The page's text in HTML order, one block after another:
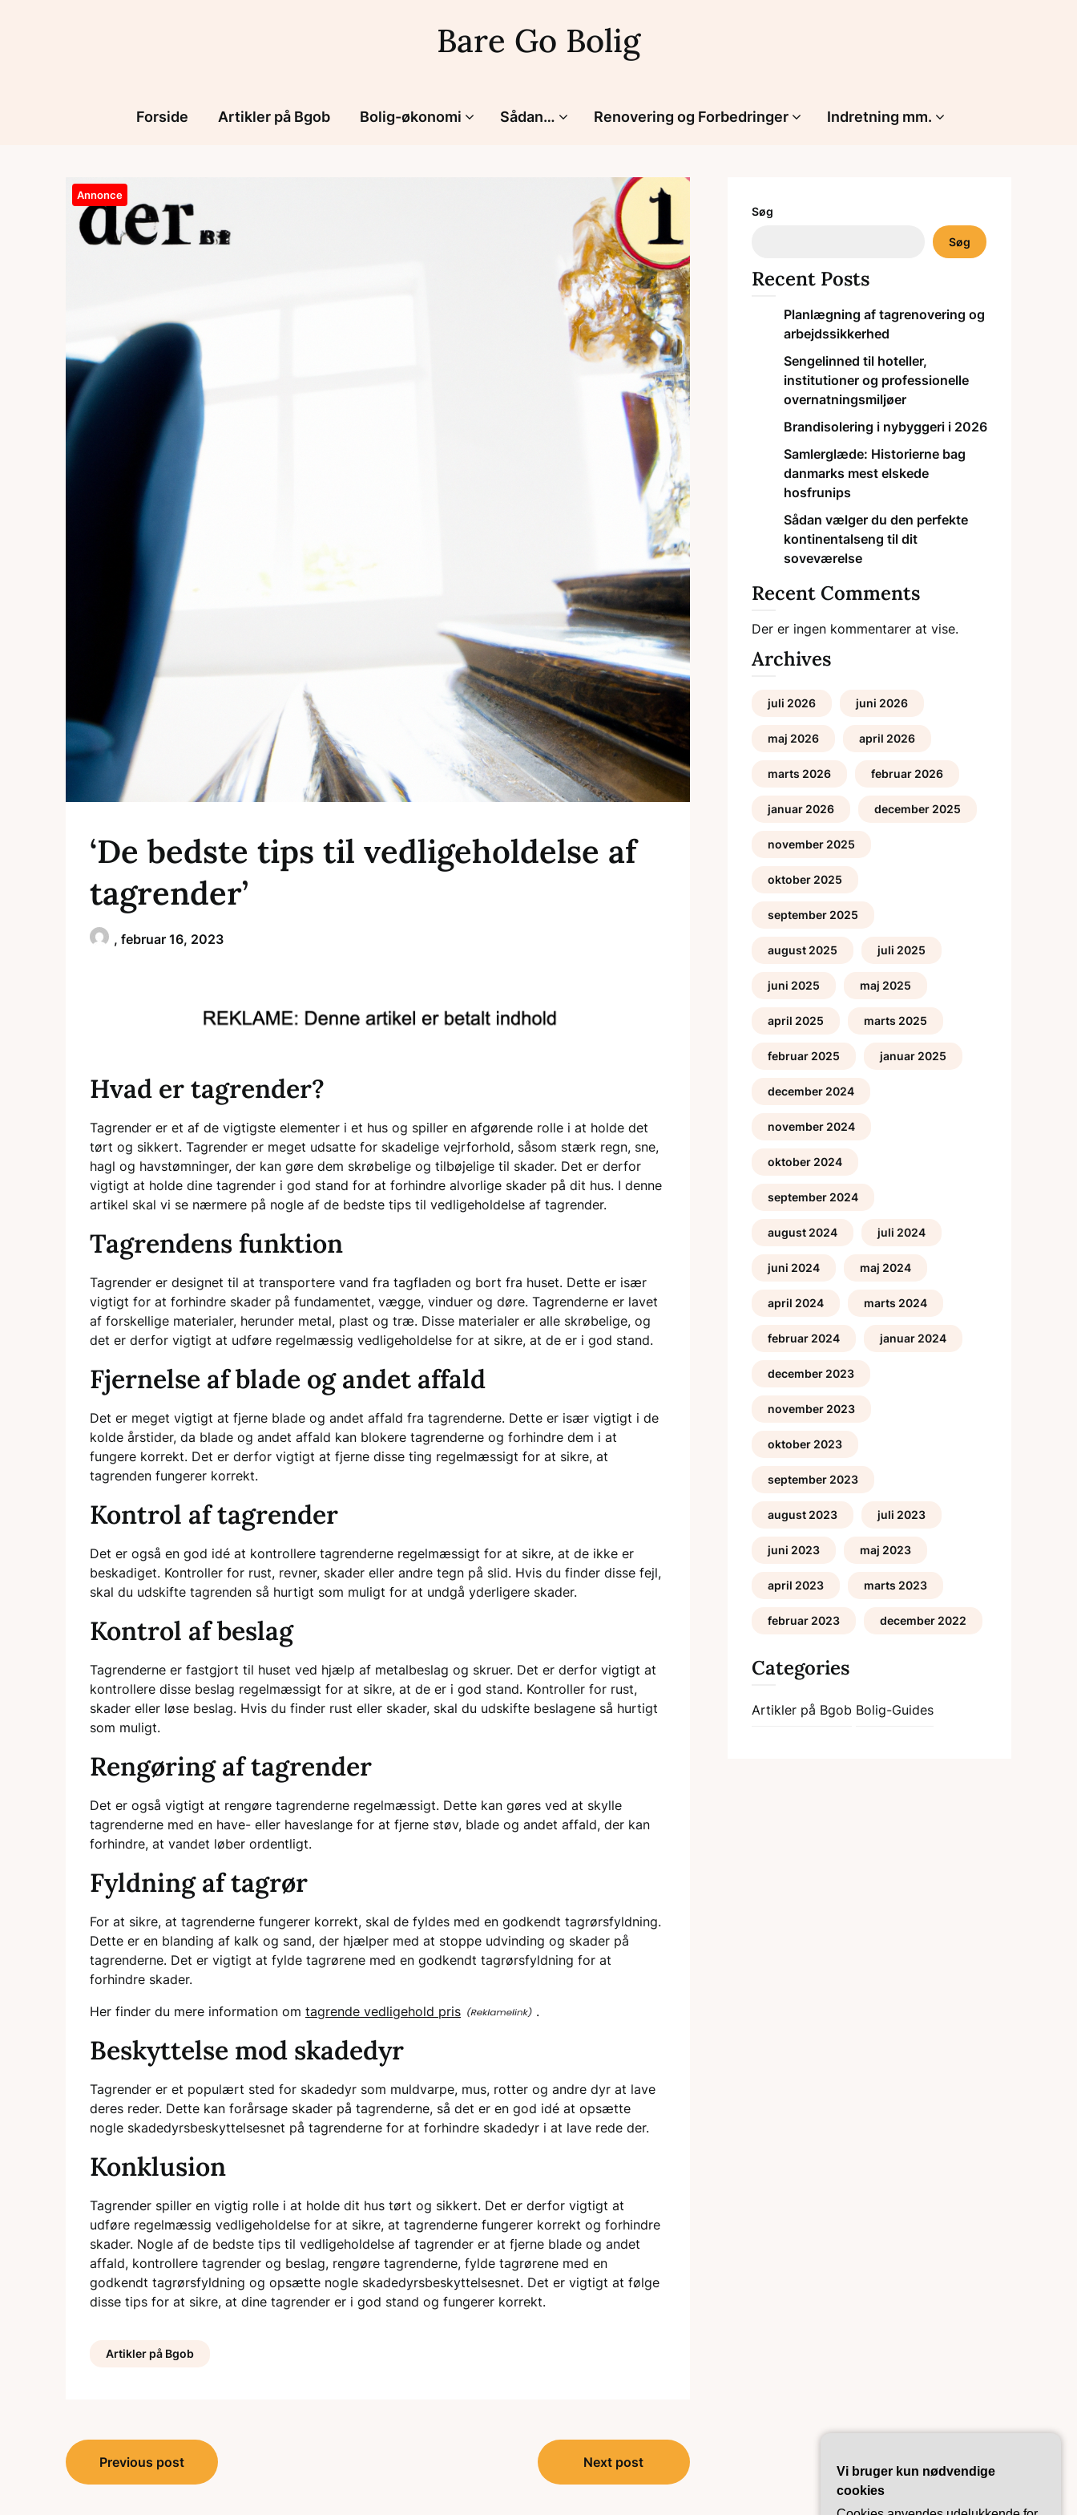
Bare Go Bolig
Forside Artikler på Bgob Bolig-økonomi Sådan… Renovering og Forbedringer Indretning mm.
Annonce
‘De bedste tips til vedligeholdelse af
tagrender’
, februar 16, 2023
Hvad er tagrender?
Tagrender er et af de vigtigste elementer i et hus og spiller en afgørende rolle i at holde det
tørt og sikkert. Tagrender er meget udsatte for skadelige vejrforhold, såsom stærk regn, sne,
hagl og havstømninger, der kan gøre dem skrøbelige og tilbøjelige til skader. Det er derfor
vigtigt at holde dine tagrender i god stand for at forhindre alvorlige skader på dit hus. I denne
artikel skal vi se nærmere på nogle af de bedste tips til vedligeholdelse af tagrender.
Tagrendens funktion
Tagrender er designet til at transportere vand fra tagfladen og bort fra huset. Dette er især
vigtigt for at forhindre skader på fundamentet, vægge, vinduer og døre. Tagrenderne er lavet
af forskellige materialer, herunder metal, plast og træ. Disse materialer er alle skrøbelige, og
det er derfor vigtigt at udføre regelmæssig vedligeholdelse for at sikre, at de er i god stand.
Fjernelse af blade og andet affald
Det er meget vigtigt at fjerne blade og andet affald fra tagrenderne. Dette er især vigtigt i de
kolde årstider, da blade og andet affald kan blokere tagrenderne og forhindre dem i at
fungere korrekt. Det er derfor vigtigt at fjerne disse ting regelmæssigt for at sikre, at
tagrenden fungerer korrekt.
Kontrol af tagrender
Det er også en god idé at kontrollere tagrenderne regelmæssigt for at sikre, at de ikke er
beskadiget. Kontroller for rust, revner, skader eller andre tegn på slid. Hvis du finder disse fejl,
skal du udskifte tagrenden så hurtigt som muligt for at undgå yderligere skader.
Kontrol af beslag
Tagrenderne er fastgjort til huset ved hjælp af metalbeslag og skruer. Det er derfor vigtigt at
kontrollere disse beslag regelmæssigt for at sikre, at de er i god stand. Kontroller for rust,
skader eller løse beslag. Hvis du finder rust eller skader, skal du udskifte beslagene så hurtigt
som muligt.
Rengøring af tagrender
Det er også vigtigt at rengøre tagrenderne regelmæssigt. Dette kan gøres ved at skylle
tagrenderne med en have- eller haveslange for at fjerne støv, blade og andet affald, der kan
forhindre, at vandet løber ordentligt.
Fyldning af tagrør
For at sikre, at tagrenderne fungerer korrekt, skal de fyldes med en godkendt tagrørsfyldning.
Dette er en blanding af kalk og sand, der hjælper med at stoppe udvinding og skader på
tagrenderne. Det er vigtigt at fylde tagrørene med en godkendt tagrørsfyldning for at
forhindre skader.
Her finder du mere information om tagrende vedligehold pris .
Beskyttelse mod skadedyr
Tagrender er et populært sted for skadedyr som muldvarpe, mus, rotter og andre dyr at lave
deres reder. Dette kan forårsage skader på tagrenderne, så det er en god idé at opsætte
nogle skadedyrsbeskyttelsesnet på tagrenderne for at forhindre skadedyr i at lave rede der.
Konklusion
Tagrender spiller en vigtig rolle i at holde dit hus tørt og sikkert. Det er derfor vigtigt at
udføre regelmæssig vedligeholdelse for at sikre, at tagrenderne fungerer korrekt og forhindre
skader. Nogle af de bedste tips til vedligeholdelse af tagrender er at fjerne blade og andet
affald, kontrollere tagrender og beslag, rengøre tagrenderne, fylde tagrørene med en
godkendt tagrørsfyldning og opsætte nogle skadedyrsbeskyttelsesnet. Det er vigtigt at følge
disse tips for at sikre, at dine tagrender er i god stand og fungerer korrekt.
Artikler på Bgob
Indlægsnavigation
Previous post Next post
Søg
Søg
Recent Posts
Planlægning af tagrenovering og
arbejdssikkerhed
Sengelinned til hoteller,
institutioner og professionelle
overnatningsmiljøer
Brandisolering i nybyggeri i 2026
Samlerglæde: Historierne bag
danmarks mest elskede
hosfrunips
Sådan vælger du den perfekte
kontinentalseng til dit
soveværelse
Recent Comments
Der er ingen kommentarer at vise.
Archives
juli 2026 juni 2026
maj 2026 april 2026
marts 2026 februar 2026
januar 2026 december 2025
november 2025
oktober 2025
september 2025
august 2025 juli 2025
juni 2025 maj 2025
april 2025 marts 2025
februar 2025 januar 2025
december 2024
november 2024
oktober 2024
september 2024
august 2024 juli 2024
juni 2024 maj 2024
april 2024 marts 2024
februar 2024 januar 2024
december 2023
november 2023
oktober 2023
september 2023
august 2023 juli 2023
juni 2023 maj 2023
april 2023 marts 2023
februar 2023 december 2022
Categories
Artikler på Bgob Bolig-Guides
Vi bruger kun nødvendige
cookies